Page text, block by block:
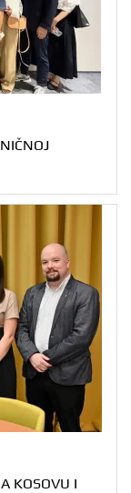
KOSOVU I